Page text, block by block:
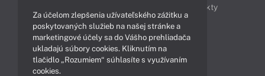
Produkty
Technológie
Videá
Obsah
Za účelom zlepšenia užívateľského zážitku a
poskytovaných služieb na našej stránke a
marketingové účely sa do Vášho prehliadača
ukladajú súbory cookies. Kliknutím na
tlačidlo „Rozumiem“ súhlasíte s využívaním
cookies.